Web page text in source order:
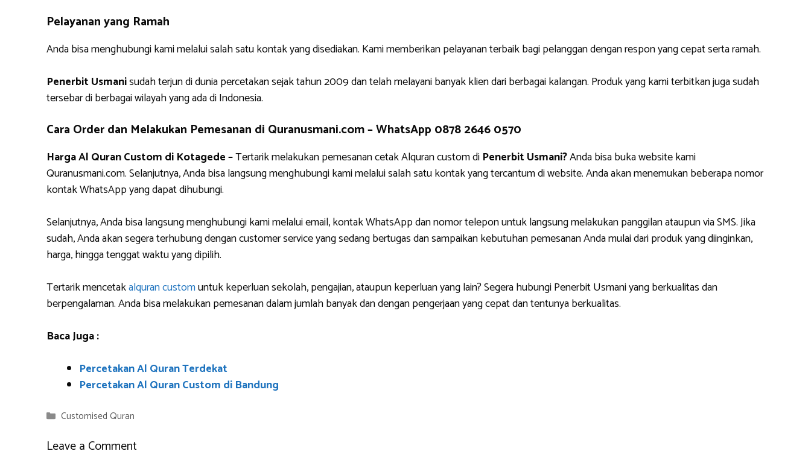
Pelayanan yang Ramah
Anda bisa menghubungi kami melalui salah satu kontak yang disediakan. Kami memberikan pelayanan terbaik bagi pelanggan dengan respon yang cepat serta ramah.
Penerbit Usmanisudah terjun di dunia percetakan sejak tahun 2009 dan telah melayani banyak klien dari berbagai kalangan. Produk yang kami terbitkan juga sudah
tersebar di berbagai wilayah yang ada di Indonesia.
Cara Order dan Melakukan Pemesanan di Quranusmani.com –WhatsApp 0878 2646 0570
Harga Al Quran Custom di Kotagede –Tertarik melakukan pemesanan cetak Alquran custom di Penerbit Usmani?Anda bisa buka website kami
Quranusmani.com. Selanjutnya, Anda bisa langsung menghubungi kami melalui salah satu kontak yang tercantum di website. Anda akan menemukan beberapa nomor
kontak WhatsApp yang dapat dihubungi.
Selanjutnya, Anda bisa langsung menghubungi kami melalui email, kontak WhatsApp dan nomor telepon untuk langsung melakukan panggilan ataupun via SMS. Jika
sudah, Anda akan segera terhubung dengan customer service yang sedang bertugas dan sampaikan kebutuhan pemesanan Anda mulai dari produk yang diinginkan,
harga, hingga tenggat waktu yang dipilih.
Tertarik mencetakalquran customuntuk keperluan sekolah, pengajian, ataupun keperluan yang lain? Segera hubungi Penerbit Usmani yang berkualitas dan
berpengalaman. Anda bisa melakukan pemesanan dalam jumlah banyak dan dengan pengerjaan yang cepat dan tentunya berkualitas.
Baca Juga :
Percetakan Al Quran Terdekat
Percetakan Al Quran Custom di Bandung
Categories
Customised Quran
Leave a Comment